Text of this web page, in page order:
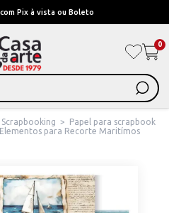
Pix à vista ou Boleto
0
Scrapbooking >
Papel para scrapbook
para Recorte Maritímos